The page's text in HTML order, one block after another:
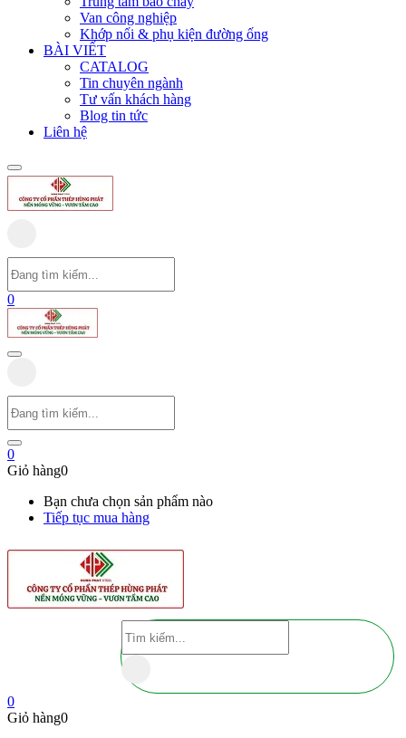
Van công nghiệp
Khớp nối & phụ kiện đường ống
BÀI VIẾT
CATALOG
Tin chuyên ngành
Tư vấn khách hàng
Blog tin tức
Liên hệ
0
0
Giỏ hàng0
Bạn chưa chọn sản phẩm nào
Tiếp tục mua hàng
0
Giỏ hàng0